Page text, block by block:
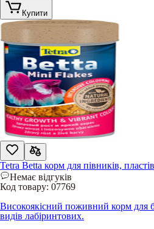
Купити
Tetra Betta корм для півників,
Немає відгуків
Код товару: 07769
Високоякісний поживний корм для
видів лабіринтових.